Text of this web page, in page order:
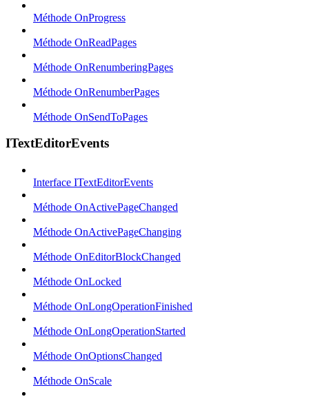
Méthode OnProgress
Méthode OnReadPages
Méthode OnRenumberingPages
Méthode OnRenumberPages
Méthode OnSendToPages
ITextEditorEvents
Interface ITextEditorEvents
Méthode OnActivePageChanged
Méthode OnActivePageChanging
Méthode OnEditorBlockChanged
Méthode OnLocked
Méthode OnLongOperationFinished
Méthode OnLongOperationStarted
Méthode OnOptionsChanged
Méthode OnScale